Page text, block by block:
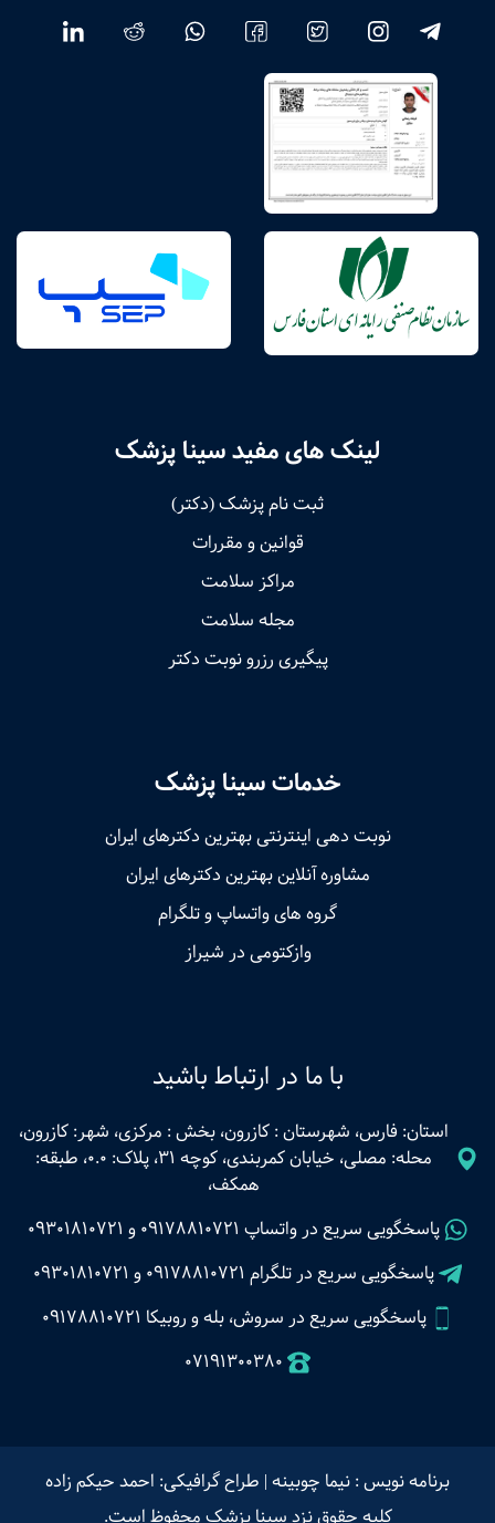
لینک های مفید سینا پزشک
ثبت نام پزشک (دکتر)
قوانین و مقررات
مراکز سلامت
مجله سلامت
پیگیری رزرو نوبت دکتر
خدمات سینا پزشک
نوبت‌ دهی اینترنتی بهترین دکترهای ایران
مشاوره آنلاین بهترین دکترهای ایران
گروه های واتساپ و تلگرام
وازکتومی در شیراز
با ما در ارتباط باشید
استان: فارس، شهرستان : کازرون، بخش : مرکزی، شهر: کازرون،
محله: مصلی، خیابان کمربندی، کوچه 31، پلاک: 0.0، طبقه:
همکف،
پاسخگویی سریع در واتساپ 09178810721 و 09301810721
پاسخگویی سریع در تلگرام 09178810721 و 09301810721
پاسخگویی سریع در سروش، بله و روبیکا 09178810721
07191300380
برنامه نویس : نیما چوبینه | طراح گرافیکی: احمد حیکم زاده
کلیه حقوق نزد سینا پزشک محفوظ است.